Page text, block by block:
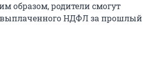
образом, родители смогут
выплаченного НДФЛ за прошлый